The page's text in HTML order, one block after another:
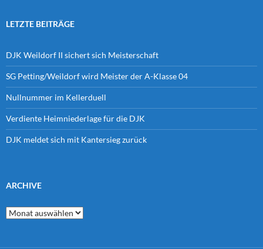
LETZTE BEITRÄGE
DJK Weildorf II sichert sich Meisterschaft
SG Petting/Weildorf wird Meister der A-Klasse 04
Nullnummer im Kellerduell
Verdiente Heimniederlage für die DJK
DJK meldet sich mit Kantersieg zurück
ARCHIVE
Archive